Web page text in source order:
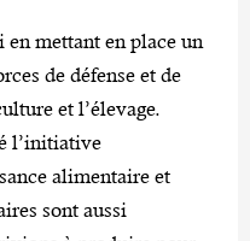
en mettant en place un
de défense et de
et l’élevage.
l’initiative
alimentaire et
sont aussi